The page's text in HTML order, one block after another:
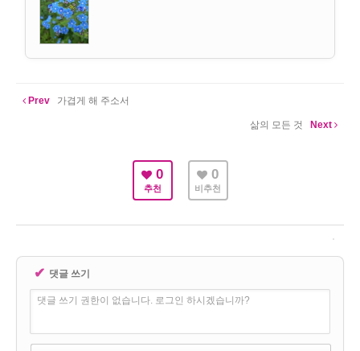
Prev 가겹게 해 주소서
삶의 모든 것 Next
0
추천
0
비추천
✔ 댓글 쓰기
댓글 쓰기 권한이 없습니다. 로그인 하시겠습니까?